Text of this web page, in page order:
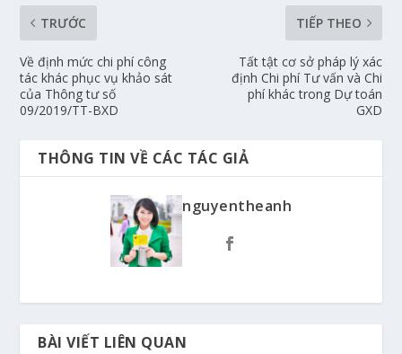
TRƯỚC
Về định mức chi phí công
tác khác phục vụ khảo sát
của Thông tư số
09/2019/TT-BXD
TIẾP THEO
Tất tật cơ sở pháp lý xác
định Chi phí Tư vấn và Chi
phí khác trong Dự toán
GXD
THÔNG TIN VỀ CÁC TÁC GIẢ
nguyentheanh
BÀI VIẾT LIÊN QUAN